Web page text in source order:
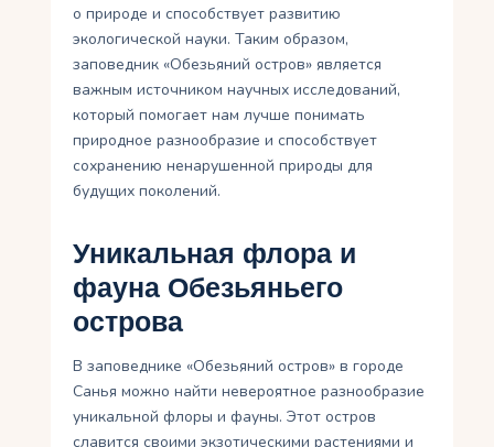
о природе и способствует развитию
экологической науки. Таким образом,
заповедник «Обезьяний остров» является
важным источником научных исследований,
который помогает нам лучше понимать
природное разнообразие и способствует
сохранению ненарушенной природы для
будущих поколений.
Уникальная флора и
фауна Обезьяньего
острова
В заповеднике «Обезьяний остров» в городе
Санья можно найти невероятное разнообразие
уникальной флоры и фауны. Этот остров
славится своими экзотическими растениями и